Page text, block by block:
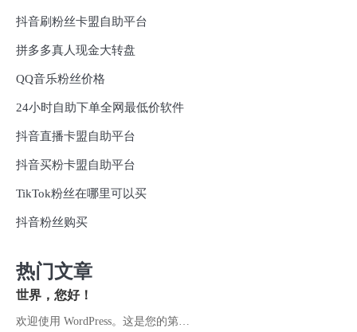
抖音刷粉丝卡盟自助平台
拼多多真人现金大转盘
QQ音乐粉丝价格
24小时自助下单全网最低价软件
抖音直播卡盟自助平台
抖音买粉卡盟自助平台
TikTok粉丝在哪里可以买
抖音粉丝购买
热门文章
世界，您好！
欢迎使用 WordPress。这是您的第…